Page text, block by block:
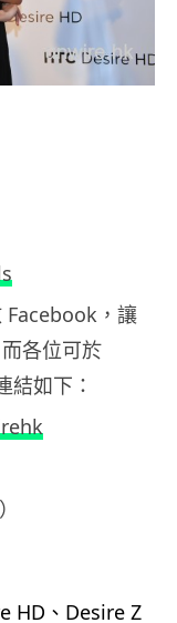
Facebook，讓
各位可於
結如下：
HD、Desire Z